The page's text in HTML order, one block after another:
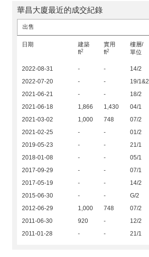
華昌大廈最近的成交紀錄
出售
日期
建築
ft2
實用
ft2
樓層/
單位
2022-08-31 - - 14/2
2022-07-20
- - 19/1&2
2021-06-21
- - 18/2
2021-06-18
1,866 1,430 04/1
2021-03-02
1,000 748 07/2
2021-02-25
- - 01/2
2019-05-23
- - 21/1
2018-01-08
- - 05/1
2017-09-29
- - 07/1
2017-05-19
- - 14/2
2015-06-30
- - G/2
2012-06-29
1,000 748 07/2
2011-06-30
920 - 12/2
2011-01-28
- - 21/1